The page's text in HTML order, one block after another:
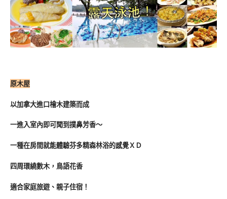
原木屋
以加拿大進口檜木建築而成
一進入室內即可聞到撲鼻芳香～
一種在房間就能體驗芬多精森林浴的感覺ＸＤ
四周環繞數木，鳥語花香
適合家庭旅遊、親子住宿！